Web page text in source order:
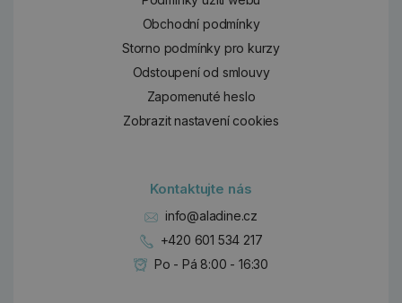
Obchodní podmínky
Storno podmínky pro kurzy
Odstoupení od smlouvy
Zapomenuté heslo
Zobrazit nastavení cookies
Kontaktujte nás
info@aladine.cz
+420 601 534 217
Po - Pá 8:00 - 16:30